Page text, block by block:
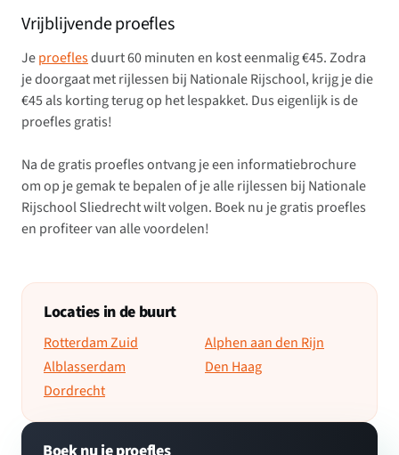
Vrijblijvende proefles
Jeproeflesduurt 60 minuten en kost eenmalig €45. Zodra
je doorgaat met rijlessen bij Nationale Rijschool, krijg je die
€45 als korting terug op het lespakket. Dus eigenlijk is de
proefles gratis!
Na de gratis proefles ontvang je een informatiebrochure
om op je gemak te bepalen of je alle rijlessen bij Nationale
Rijschool Sliedrecht wilt volgen. Boek nu je gratis proefles
en profiteer van alle voordelen!
Locaties in de buurt
Rotterdam Zuid
Alblasserdam
Dordrecht
Alphen aan den Rijn
Den Haag